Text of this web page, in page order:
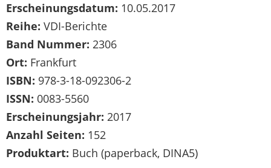
Erscheinungsdatum: 10.05.2017
Reihe: VDI-Berichte
Band Nummer: 2306
Ort: Frankfurt
ISBN: 978-3-18-092306-2
ISSN: 0083-5560
Erscheinungsjahr: 2017
Anzahl Seiten: 152
Produktart: Buch (paperback, DINA5)